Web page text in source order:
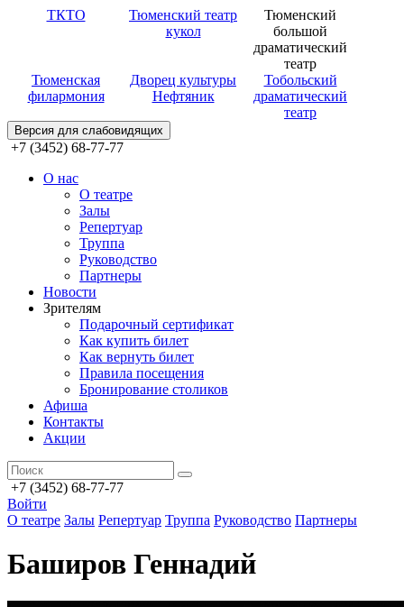
ТКТО
Тюменский театр
кукол
Тюменский
большой
драматический
театр
Тюменская
филармония
Дворец культуры
Нефтяник
Тобольский
драматический
театр
Версия для слабовидящих
+7 (3452) 68-77-77
О нас
О театре
Залы
Репертуар
Труппа
Руководство
Партнеры
Новости
Зрителям
Подарочный сертификат
Как купить билет
Как вернуть билет
Правила посещения
Бронирование столиков
Афиша
Контакты
Акции
+7 (3452) 68-77-77
Войти
О театре Залы Репертуар Труппа Руководство Партнеры
Баширов Геннадий